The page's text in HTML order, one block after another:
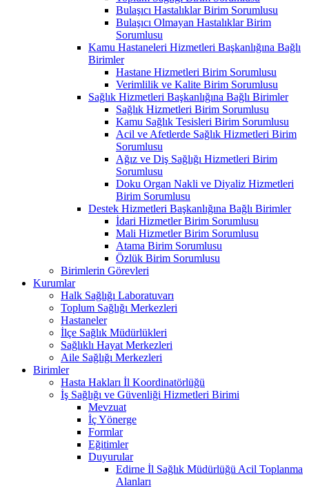
Bulaşıcı Hastalıklar Birim Sorumlusu
Bulaşıcı Olmayan Hastalıklar Birim
Sorumlusu
Kamu Hastaneleri Hizmetleri Başkanlığına Bağlı
Birimler
Hastane Hizmetleri Birim Sorumlusu
Verimlilik ve Kalite Birim Sorumlusu
Sağlık Hizmetleri Başkanlığına Bağlı Birimler
Sağlık Hizmetleri Birim Sorumlusu
Kamu Sağlık Tesisleri Birim Sorumlusu
Acil ve Afetlerde Sağlık Hizmetleri Birim
Sorumlusu
Ağız ve Diş Sağlığı Hizmetleri Birim
Sorumlusu
Doku Organ Nakli ve Diyaliz Hizmetleri
Birim Sorumlusu
Destek Hizmetleri Başkanlığına Bağlı Birimler
İdari Hizmetler Birim Sorumlusu
Mali Hizmetler Birim Sorumlusu
Atama Birim Sorumlusu
Özlük Birim Sorumlusu
Birimlerin Görevleri
Kurumlar
Halk Sağlığı Laboratuvarı
Toplum Sağlığı Merkezleri
Hastaneler
İlçe Sağlık Müdürlükleri
Sağlıklı Hayat Merkezleri
Aile Sağlığı Merkezleri
Birimler
Hasta Hakları İl Koordinatörlüğü
İş Sağlığı ve Güvenliği Hizmetleri Birimi
Mevzuat
İç Yönerge
Formlar
Eğitimler
Duyurular
Edirne İl Sağlık Müdürlüğü Acil Toplanma
Alanları